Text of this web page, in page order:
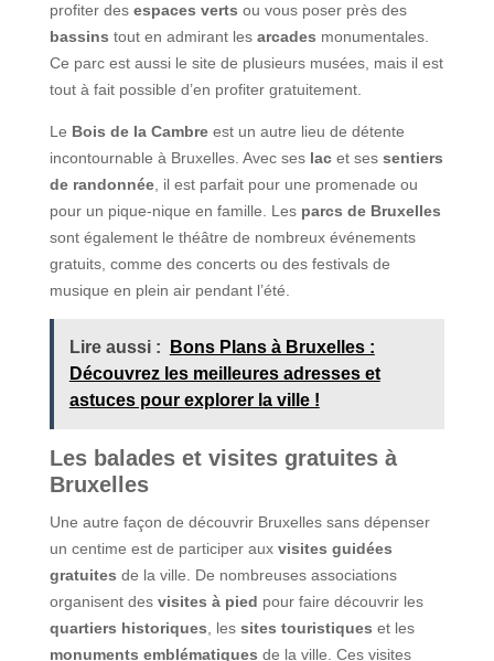
profiter des espaces verts ou vous poser près des
bassins tout en admirant les arcades monumentales.
Ce parc est aussi le site de plusieurs musées, mais il est
tout à fait possible d’en profiter gratuitement.
Le Bois de la Cambreest un autre lieu de détente
incontournable à Bruxelles. Avec ses lacet ses sentiers
de randonnée, il est parfait pour une promenade ou
pour un pique-nique en famille. Les parcs de Bruxelles
sont également le théâtre de nombreux événements
gratuits, comme des concerts ou des festivals de
musique en plein air pendant l’été.
Lire aussi :
Bons Plans à Bruxelles :
Découvrez les meilleures adresses et
astuces pour explorer la ville !
Les balades et visites gratuites à
Bruxelles
Une autre façon de découvrir Bruxelles sans dépenser
un centime est de participer aux visites guidées
gratuites de la ville. De nombreuses associations
organisent des visites à pied pour faire découvrir les
quartiers historiques , les sites touristiques et les
monuments emblématiques de la ville. Ces visites